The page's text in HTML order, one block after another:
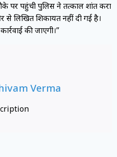
पर पहुंची पुलिस ने तत्काल शांत करा
से लिखित शिकायत नहीं दी गई है।
की जाएगी।”
Verma